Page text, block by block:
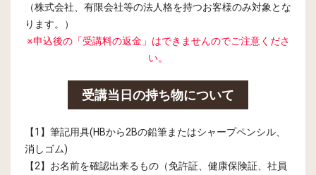
（株式会社、有限会社等の法人格を持つお客様のみ対象とな
ります。）
※申込後の「受講料の返金」はできませんのでご注意くださ
い。
受講当日の持ち物について
【1】筆記用具(HBから2Bの鉛筆またはシャープペンシル、
消しゴム)
【2】お名前を確認出来るもの（免許証、健康保険証、社員